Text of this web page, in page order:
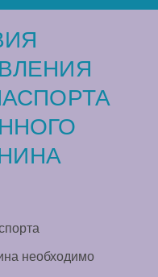
необходимо